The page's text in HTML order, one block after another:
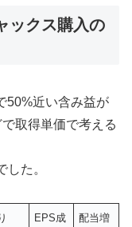
ックス購入の
50%近い含み益が
取得単価で考える
た。
EPS成 配当増